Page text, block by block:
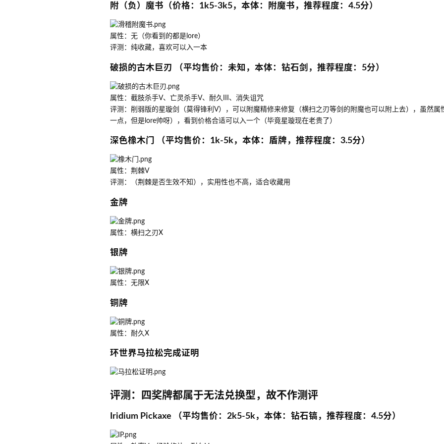
附（负）魔书（价格：1k5-3k5，本体：附魔书，推荐程度：4.5分）
属性：无（你看到的都是lore）
评测：纯收藏，喜欢可以入一本
破损的古木巨刃 （平均售价：未知，本体：钻石剑，推荐程度：5分）
属性：截肢杀手V、亡灵杀手V、耐久III、消失诅咒
评测：削弱版的星璇剑（莫得锋利V），可以附魔精修来修复（横扫之刃等剑的附魔也可以附上去），虽然属
一点，但是lore帅呀），看到价格合适可以入一个（毕竟星璇现在老贵了）
深色橡木门 （平均售价：1k-5k，本体：盾牌，推荐程度：3.5分）
属性：荆棘V
评测：（荆棘是否生效不知），实用性也不高，适合收藏用
金牌
属性：横扫之刃X
银牌
属性：无限X
铜牌
属性：耐久X
环世界马拉松完成证明
评测：四奖牌都属于无法兑换型，故不作测评
Iridium Pickaxe （平均售价：2k5-5k，本体：钻石镐，推荐程度：4.5分）